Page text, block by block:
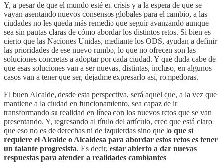
Y, a pesar de que el mundo esté en crisis y a la espera de que se
vayan asentando nuevos consensos globales para el cambio, a las
ciudades no les queda más remedio que seguir avanzando aunque
sea sin pautas claras de cómo abordar los distintos retos. Si bien es
cierto que las Naciones Unidas, mediante los ODS, ayudan a definir
las prioridades de ese nuevo rumbo, lo que no ofrecen son las
soluciones concretas a adoptar por cada ciudad. Y qué duda cabe de
que esas soluciones van a ser nuevas, distintas, incluso, en algunos
casos van a tener que ser, dejadme expresarlo así, rompedoras.
El buen Alcalde, desde esta perspectiva, será aquel que, a la vez que
mantiene a la ciudad en funcionamiento, sea capaz de ir
transformando su realidad en línea con los nuevos retos que se van
presentando. Y, regresando al título del artículo, creo que está claro
que eso no es de derechas ni de izquierdas sino que lo que sí
requiere el Alcalde o Alcaldesa para abordar estos retos es tener
un talante progresista. Es decir, estar abierto a dar nuevas
respuestas para atender a realidades cambiantes.